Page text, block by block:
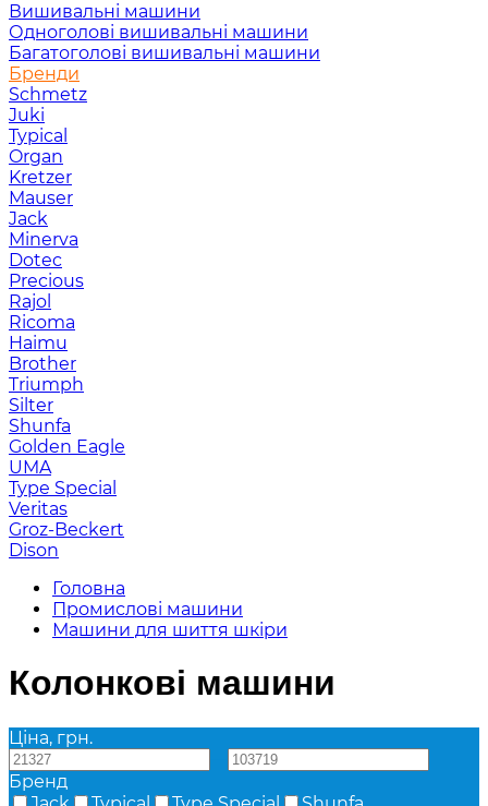
Вишивальні машини
Одноголові вишивальні машини
Багатоголові вишивальні машини
Бренди
Schmetz
Juki
Typical
Organ
Kretzer
Mauser
Jack
Minerva
Dotec
Precious
Rajol
Ricoma
Haimu
Brother
Triumph
Silter
Shunfa
Golden Eagle
UMA
Type Special
Veritas
Groz-Beckert
Dison
Головна
Промислові машини
Машини для шиття шкіри
Колонкові машини
Ціна, грн.
Бренд